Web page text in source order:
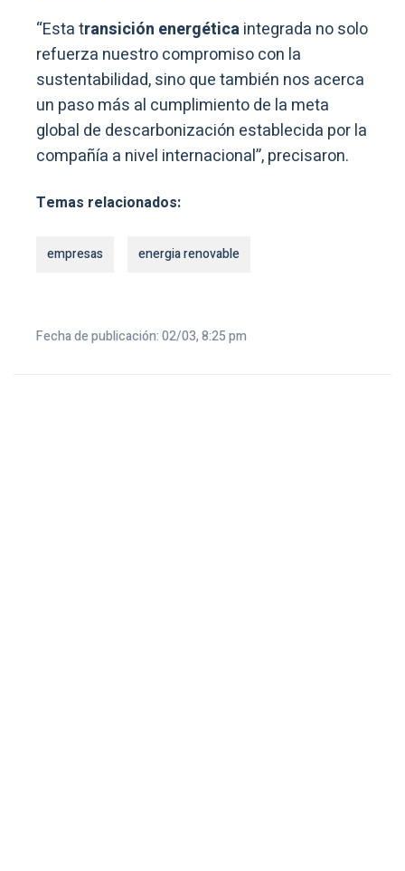
“Esta transición energéticaintegrada no solo
refuerza nuestro compromiso con la
sustentabilidad, sino que también nos acerca
un paso más al cumplimiento de la meta
global de descarbonización establecida por la
compañía a nivel internacional”, precisaron.
Temas relacionados:
empresas energia renovable
Fecha de publicación: 02/03, 8:25 pm